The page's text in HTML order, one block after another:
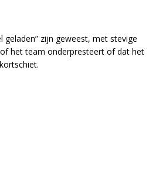
geladen” zijn geweest, met stevige
het team onderpresteert of dat het